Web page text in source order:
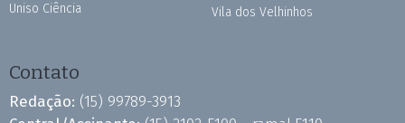
Uniso Ciência
Vila dos Velhinhos
Contato
Redação: (15) 99789-3913